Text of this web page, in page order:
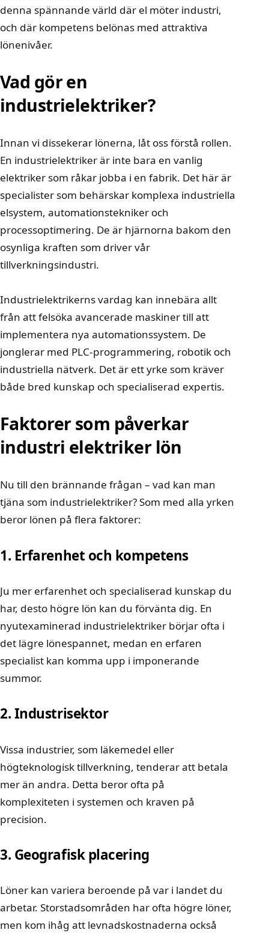
denna spännande värld där el möter industri,
och där kompetens belönas med attraktiva
lönenivåer.
Vad gör en
industrielektriker?
Innan vi dissekerar lönerna, låt oss förstå rollen.
En industrielektriker är inte bara en vanlig
elektriker som råkar jobba i en fabrik. Det här är
specialister som behärskar komplexa industriella
elsystem, automationstekniker och
processoptimering. De är hjärnorna bakom den
osynliga kraften som driver vår
tillverkningsindustri.
Industrielektrikerns vardag kan innebära allt
från att felsöka avancerade maskiner till att
implementera nya automationssystem. De
jonglerar med PLC-programmering, robotik och
industriella nätverk. Det är ett yrke som kräver
både bred kunskap och specialiserad expertis.
Faktorer som påverkar
industri elektriker lön
Nu till den brännande frågan – vad kan man
tjäna som industrielektriker? Som med alla yrken
beror lönen på flera faktorer:
1. Erfarenhet och kompetens
Ju mer erfarenhet och specialiserad kunskap du
har, desto högre lön kan du förvänta dig. En
nyutexaminerad industrielektriker börjar ofta i
det lägre lönespannet, medan en erfaren
specialist kan komma upp i imponerande
summor.
2. Industrisektor
Vissa industrier, som läkemedel eller
högteknologisk tillverkning, tenderar att betala
mer än andra. Detta beror ofta på
komplexiteten i systemen och kraven på
precision.
3. Geografisk placering
Löner kan variera beroende på var i landet du
arbetar. Storstadsområden har ofta högre löner,
men kom ihåg att levnadskostnaderna också